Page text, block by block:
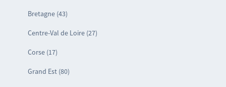
Bretagne (43)
Centre-Val de Loire (27)
Corse (17)
Grand Est (80)